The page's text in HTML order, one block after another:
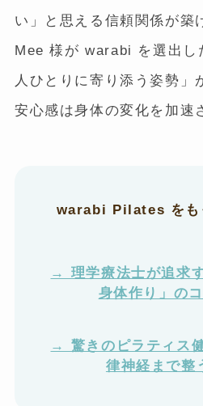
い」と思える信頼関係が築
Mee 様が warabi を選出し
人ひとりに寄り添う姿勢」
安心感は身体の変化を加速
warabi Pilates をも
→ 理学療法士が追求
身体作り」の
→ 驚きのピラティス
律神経まで整